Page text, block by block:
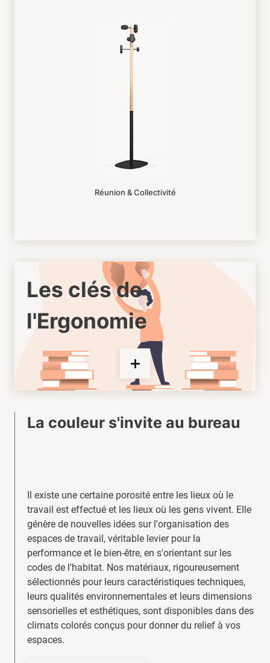
Réunion & Collectivité
Les clés de
l'Ergonomie
La couleur s'invite au bureau
Il existe une certaine porosité entre les lieux où le
travail est effectué et les lieux où les gens vivent. Elle
génère de nouvelles idées sur l'organisation des
espaces de travail, véritable levier pour la
performance et le bien-être, en s'orientant sur les
codes de l'habitat. Nos matériaux, rigoureusement
sélectionnés pour leurs caractéristiques techniques,
leurs qualités environnementales et leurs dimensions
sensorielles et esthétiques, sont disponibles dans des
climats colorés conçus pour donner du relief à vos
espaces.